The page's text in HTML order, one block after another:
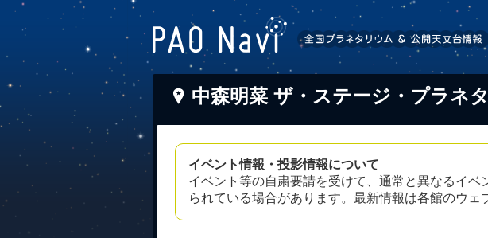
中森明菜 ザ・ステージ・プラネ
イベント情報・投影情報について
イベント等の自粛要請を受けて、通常と異なるイ
られている場合があります。最新情報は各館のウェ